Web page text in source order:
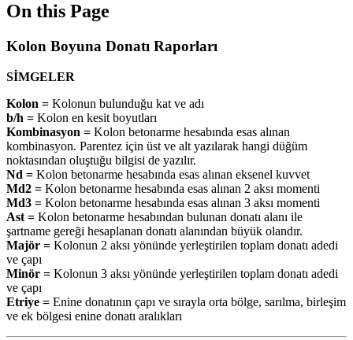
On this Page
Kolon Boyuna Donatı Raporları
SİMGELER
Kolon = Kolonun bulunduğu kat ve adı
b/h = Kolon en kesit boyutları
Kombinasyon = Kolon betonarme hesabında esas alınan
kombinasyon. Parentez için üst ve alt yazılarak hangi düğüm
noktasından oluştuğu bilgisi de yazılır.
Nd = Kolon betonarme hesabında esas alınan eksenel kuvvet
Md2 = Kolon betonarme hesabında esas alınan 2 aksı momenti
Md3 = Kolon betonarme hesabında esas alınan 3 aksı momenti
Ast = Kolon betonarme hesabından bulunan donatı alanı ile
şartname gereği hesaplanan donatı alanından büyük olandır.
Majör = Kolonun 2 aksı yönünde yerleştirilen toplam donatı adedi
ve çapı
Minör = Kolonun 3 aksı yönünde yerleştirilen toplam donatı adedi
ve çapı
Etriye = Enine donatının çapı ve sırayla orta bölge, sarılma, birleşim
ve ek bölgesi enine donatı aralıkları